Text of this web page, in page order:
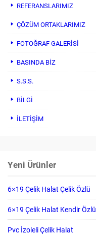
REFERANSLARIMIZ
ÇÖZÜM ORTAKLARIMIZ
FOTOĞRAF GALERİSİ
BASINDA BİZ
S.S.S.
BİLGİ
İLETİŞİM
Yeni Ürünler
6×19 Çelik Halat Çelik Özlü
6×19 Çelik Halat Kendir Özlü
Pvc İzoleli Çelik Halat